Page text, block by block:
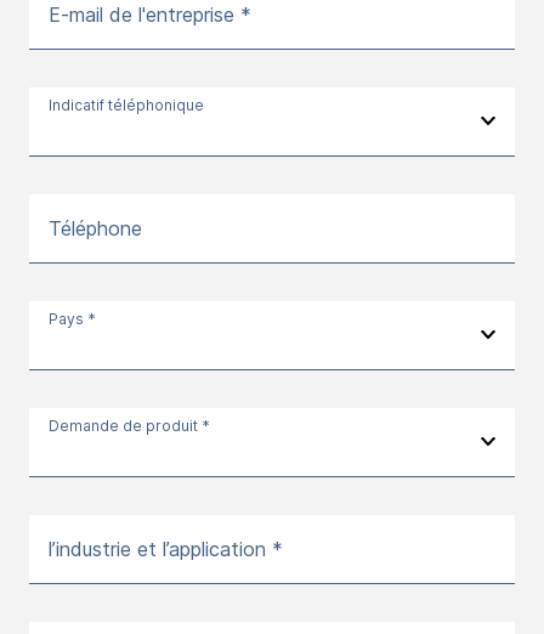
E-mail de l'entreprise *
Indicatif téléphonique
Téléphone
Pays *
Demande de produit *
l’industrie et l’application *